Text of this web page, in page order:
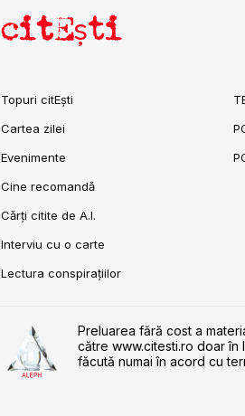
citEști
Topuri citEști
Cartea zilei
Evenimente
Cine recomandă
Cărți citite de A.I.
Interviu cu o carte
Lectura conspirațiilor
Preluarea fără cost a
către www.citesti.ro doar în
făcută numai în acord cu